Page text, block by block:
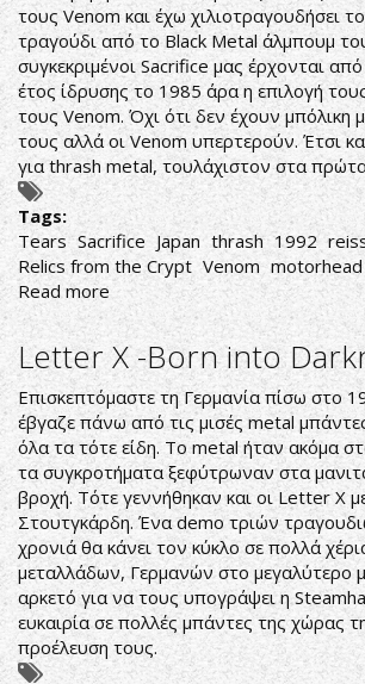
τους Venom και έχω χιλιοτραγουδήσει
τραγούδι από το Black Metal άλμπουμ
συγκεκριμένοι Sacrifice μας έρχονται
έτος ίδρυσης το 1985 άρα η επιλογή
τους Venom. Όχι ότι δεν έχουν μπόλικη
τους αλλά οι Venom υπερτερούν. Έτσι
για thrash metal, τουλάχιστον στα
Tags:
Tears Sacrifice Japan thrash 1992
Relics from the Crypt Venom motorhead
Read more about
Sacrifice-
Tears
Letter X -Born into
Επισκεπτόμαστε τη Γερμανία πίσω στο
έβγαζε πάνω από τις μισές metal
όλα τα τότε είδη. Το metal ήταν ακόμα
τα συγκροτήματα ξεφύτρωναν στα
βροχή. Τότε γεννήθηκαν και οι Letter X
Στουτγκάρδη. Ένα demo τριών
χρονιά θα κάνει τον κύκλο σε πολλά
μεταλλάδων, Γερμανών στο μεγαλύτερο
αρκετό για να τους υπογράψει η
ευκαιρία σε πολλές μπάντες της χώρας
προέλευση τους.